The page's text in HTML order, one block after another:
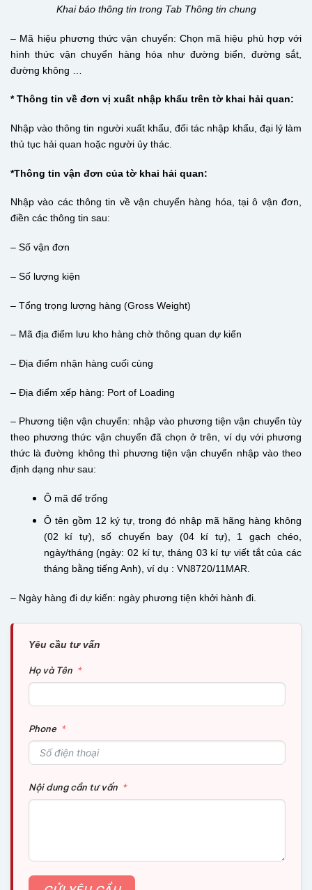
Khai báo thông tin trong Tab Thông tin chung
– Mã hiệu phương thức vận chuyển: Chọn mã hiệu phù hợp với
hình thức vận chuyển hàng hóa như đường biển, đường sắt,
đường không …
* Thông tin về đơn vị xuất nhập khẩu trên tờ khai hải quan:
Nhập vào thông tin người xuất khẩu, đối tác nhập khẩu, đại lý làm
thủ tục hải quan hoặc người ủy thác.
*Thông tin vận đơn của tờ khai hải quan:
Nhập vào các thông tin về vận chuyển hàng hóa, tại ô vận đơn,
điền các thông tin sau:
– Số vận đơn
– Số lượng kiện
– Tổng trọng lượng hàng (Gross Weight)
– Mã địa điểm lưu kho hàng chờ thông quan dự kiến
– Địa điểm nhận hàng cuối cùng
– Địa điểm xếp hàng: Port of Loading
– Phương tiện vận chuyển: nhập vào phương tiện vận chuyển tùy
theo phương thức vận chuyển đã chọn ở trên, ví dụ với phương
thức là đường không thì phương tiện vận chuyển nhập vào theo
định dạng như sau:
Ô mã để trống
Ô tên gồm 12 ký tự, trong đó nhập mã hãng hàng không
(02 kí tự), số chuyến bay (04 kí tự), 1 gạch chéo,
ngày/tháng (ngày: 02 kí tự, tháng 03 kí tự viết tắt của các
tháng bằng tiếng Anh), ví dụ : VN8720/11MAR.
– Ngày hàng đi dự kiến: ngày phương tiện khởi hành đi.
Yêu cầu tư vấn
Họ và Tên
Phone
Nội dung cần tư vấn